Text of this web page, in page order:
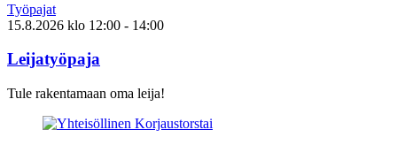
Työpajat
15.8.2026 klo 12:00 - 14:00
Leijatyöpaja
Tule rakentamaan oma leija!